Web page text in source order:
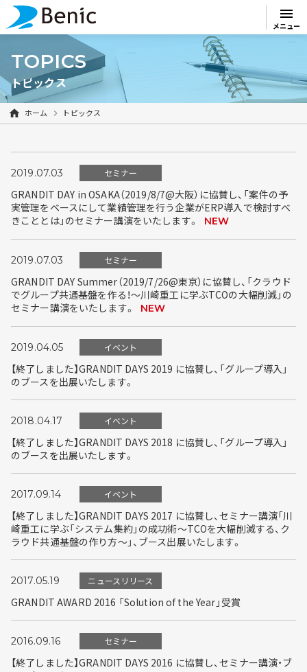
menu
メニュー
TOPICS
トピックス
ホーム トピックス
2019.07.03 セミナー
GRANDIT DAY in OSAKA（2019/8/7@大阪）に協賛し、「案件の予
実管理をベースにして業績管理を行う企業がERP導入で検討すべ
きこととは」のセミナー講演をいたします。
NEW
2019.07.03 セミナー
GRANDIT DAY Summer（2019/7/26@東京）に協賛し、「クラウド
でグループ共通基盤を作る！～川崎重工に学ぶTCOの大幅削減」の
セミナー講演をいたします。
NEW
2019.04.05 イベント
【終了しました】GRANDIT DAYS 2019 に協賛し、「グループ導入」
のブースを出展いたします。
2018.04.17 イベント
【終了しました】GRANDIT DAYS 2018 に協賛し、「グループ導入」
のブースを出展いたします。
2017.09.14 イベント
【終了しました】GRANDIT DAYS 2017 に協賛し、セミナー講演「川
崎重工に学ぶ「システム集約」の成功術～TCOを大幅削減する、ク
ラウド共通基盤の作り方～」、ブース出展いたします。
2017.05.19 ニュースリリース
GRANDIT AWARD 2016 「Solution of the Year」受賞
2016.09.16 セミナー
【終了しました】GRANDIT DAYS 2016 に協賛し、セミナー講演・ブ